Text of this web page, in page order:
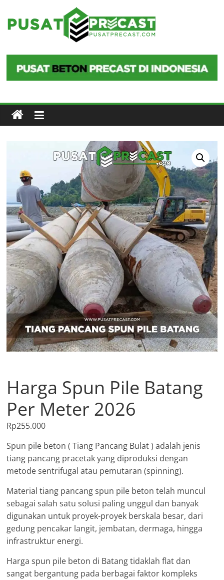
content
Pusat
Precast
Precast
di
Harga Spun Pile Batang
Per Meter 2026
Rp255.000
Spun pile beton ( Tiang Pancang Bulat ) adalah jenis
tiang pancang pracetak yang diproduksi dengan
metode sentrifugal atau pemutaran (spinning).
Material tiang pancang spun pile beton telah muncul
sebagai salah satu solusi paling unggul dan banyak
digunakan untuk proyek-proyek berskala besar, dari
gedung pencakar langit, jembatan, dermaga, hingga
infrastruktur energi.
Harga spun pile beton di Batang tidaklah flat dan
sangat bergantung pada berbagai faktor kompleks